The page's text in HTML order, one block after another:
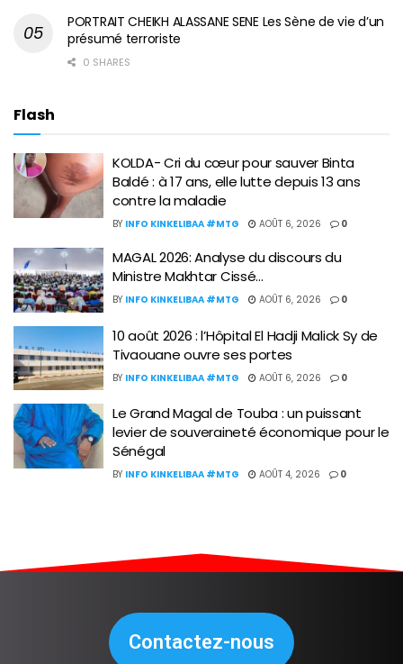
PORTRAIT CHEIKH ALASSANE SENE Les Sène de vie d’un
présumé terroriste
0 SHARES
Flash
KOLDA- Cri du cœur pour sauver Binta
Baldé : à 17 ans, elle lutte depuis 13 ans
contre la maladie
BY INFO KINKELIBAA #MTG AOÛT 6, 2026 0
MAGAL 2026: Analyse du discours du
Ministre Makhtar Cissé…
BY INFO KINKELIBAA #MTG AOÛT 6, 2026 0
10 août 2026 : l’Hôpital El Hadji Malick Sy de
Tivaouane ouvre ses portes
BY INFO KINKELIBAA #MTG AOÛT 6, 2026 0
Le Grand Magal de Touba : un puissant
levier de souveraineté économique pour le
Sénégal
BY INFO KINKELIBAA #MTG AOÛT 4, 2026 0
Contactez-nous